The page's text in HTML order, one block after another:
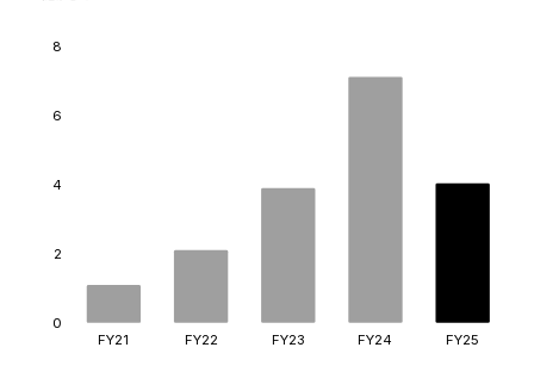
0
2
4
6
8
FY21 FY22 FY23 FY24 FY25